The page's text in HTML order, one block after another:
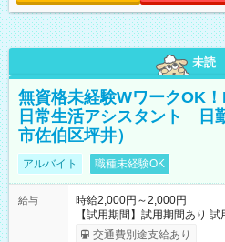
未読
無資格未経験WワークOK
日常生活アシスタント 日
市佐伯区坪井）
アルバイト 職種未経験OK
給与
時給2,000円～2,000円
【試用期間】試用期間あり
給与は本採用時と同じです。
交通費別途支給あり